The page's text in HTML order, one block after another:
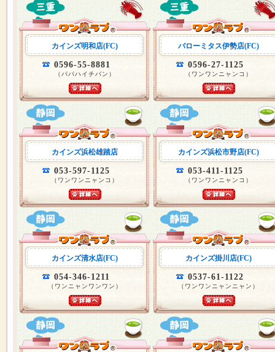
カインズ明和店(FC)
0596-55-8881
（パパハイチバン）
バローミタス伊勢店(FC)
0596-27-1125
（ワンワンニャンコ）
カインズ浜松雄踏店
053-597-1125
（ワンワンニャンコ）
カインズ浜松市野店(FC)
053-411-1125
（ワンワンニャンコ）
カインズ清水店(FC)
054-346-1211
（ワンニャンワンワン）
カインズ掛川店(FC)
0537-61-1122
（ワンワンニャンニャン）